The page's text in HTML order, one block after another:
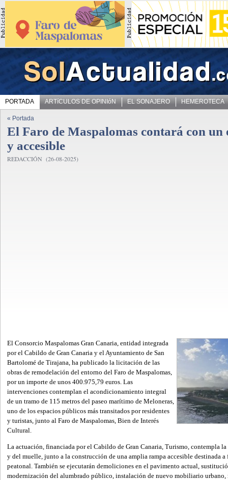
PORTADA ARTíCULOS DE OPINIóN EL SONAJERO HEMEROTECA
« Portada
El Faro de Maspalomas contará con un
y accesible
REDACCIÓN (26-08-2025)
El Consorcio Maspalomas Gran Canaria, entidad integrada
por el Cabildo de Gran Canaria y el Ayuntamiento de San
Bartolomé de Tirajana, ha publicado la licitación de las
obras de remodelación del entorno del Faro de Maspalomas,
por un importe de unos 400.975,79 euros. Las
intervenciones contemplan el acondicionamiento integral
de un tramo de 115 metros del paseo marítimo de Meloneras,
uno de los espacios públicos más transitados por residentes
y turistas, junto al Faro de Maspalomas, Bien de Interés
Cultural.
La actuación, financiada por el Cabildo de Gran Canaria, Turismo, contempla
y del muelle, junto a la construcción de una amplia rampa accesible destinada
peatonal. También se ejecutarán demoliciones en el pavimento actual,
modernización del alumbrado público, instalación de nuevo mobiliario